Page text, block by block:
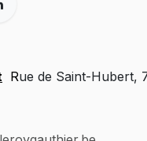
Rue de Saint-Hubert,